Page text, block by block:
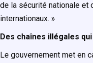
de la sécurité nationale et
internationaux. »
Des chaînes illégales
Le gouvernement met en